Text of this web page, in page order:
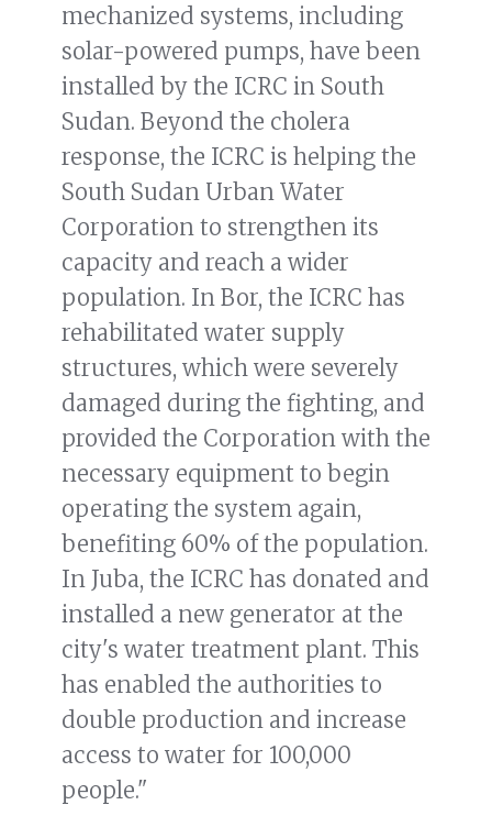
mechanized systems, including
solar-powered pumps, have been
installed by the ICRC in South
Sudan. Beyond the cholera
response, the ICRC is helping the
South Sudan Urban Water
Corporation to strengthen its
capacity and reach a wider
population. In Bor, the ICRC has
rehabilitated water supply
structures, which were severely
damaged during the fighting, and
provided the Corporation with the
necessary equipment to begin
operating the system again,
benefiting 60% of the population.
In Juba, the ICRC has donated and
installed a new generator at the
city's water treatment plant. This
has enabled the authorities to
double production and increase
access to water for 100,000
people."